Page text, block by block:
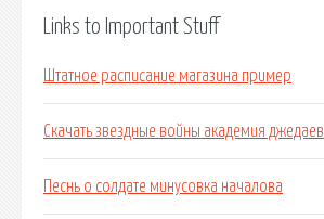
Links to Important Stuff
Штатное расписание магазина пример
Скачать звездные войны академия джедаев
Песнь о солдате минусовка началова